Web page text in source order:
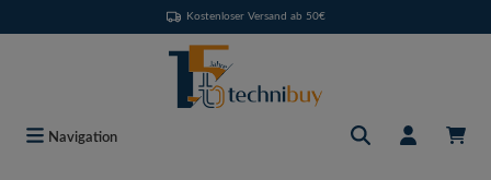
Kostenloser Versand ab 50€
Navigation